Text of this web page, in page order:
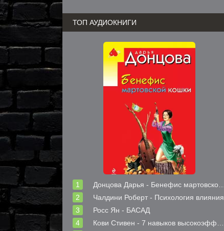
ТОП АУДИОКНИГИ
Донцова Дарья - Бенефис мартовской кошки
Чалдини Роберт - Психология влияния
Росс Ян - БАСАД
Кови Стивен - 7 навыков высокоэффективных людей